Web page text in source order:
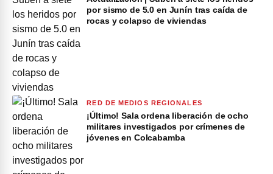
por sismo de 5.0 en Junín tras caída de
rocas y colapso de viviendas
RED DE MEDIOS REGIONALES
¡Último! Sala ordena liberación de ocho
militares investigados por crímenes de
jóvenes en Colcabamba